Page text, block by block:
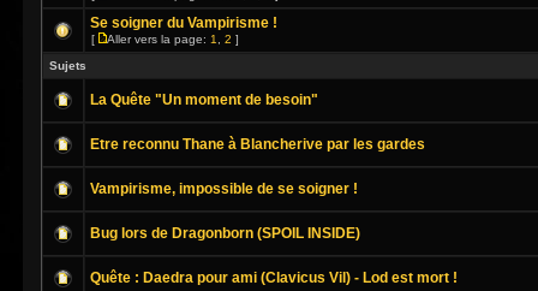
Se soigner du Vampirisme !
[ Aller vers la page: 1 2 ]
Sujets
La Quête "Un moment de besoin"
Etre reconnu Thane à Blancherive par les gardes
Vampirisme, impossible de se soigner !
Bug lors de Dragonborn (SPOIL INSIDE)
Quête : Daedra pour ami (Clavicus Vil) - Lod est mort !